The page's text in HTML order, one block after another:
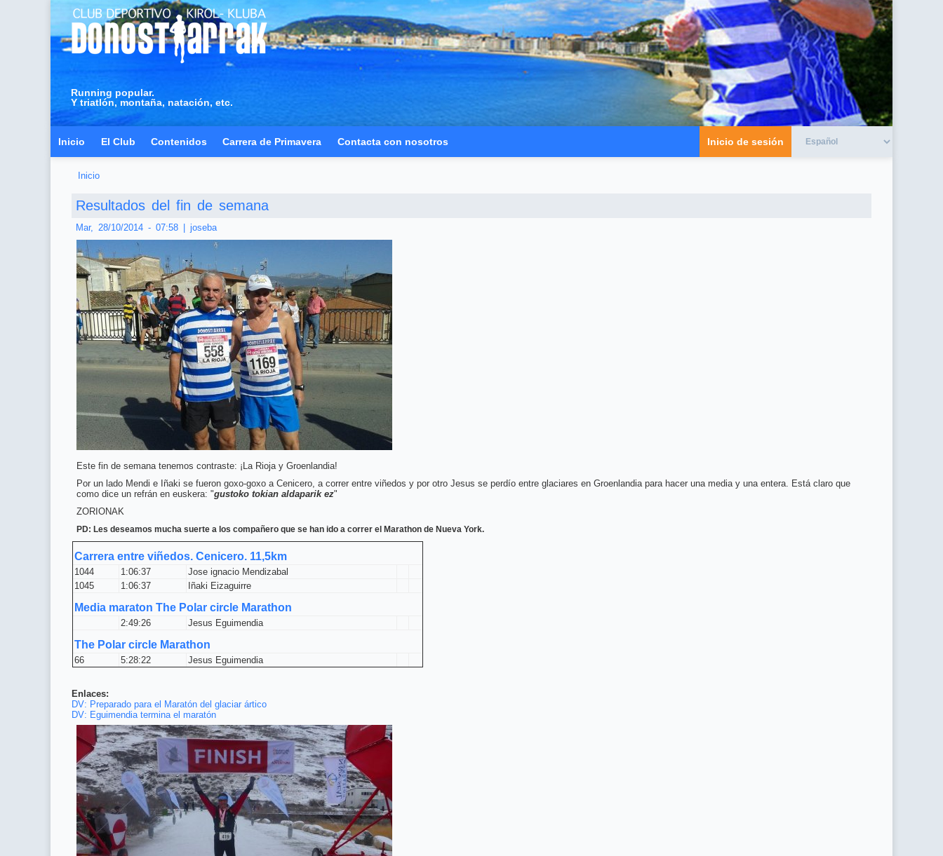
Running popular.
Y triatlón, montaña, natación, etc.
Inicio El Club Contenidos Carrera de Primavera Contacta con nosotros Inicio de sesión
Inicio
Resultados del fin de semana
Mar, 28/10/2014 - 07:58 joseba
Este fin de semana tenemos contraste: ¡La Rioja y Groenlandia!
Por un lado Mendi e Iñaki se fueron goxo-goxo a Cenicero, a correr entre viñedos y por otro Jesus se perdío entre glaciares en Groenlandia para hacer una media y una entera. Está claro que
como dice un refrán en euskera: "gustoko tokian aldaparik ez"
ZORIONAK
PD: Les deseamos mucha suerte a los compañero que se han ido a correr el Marathon de Nueva York.
Carrera entre viñedos. Cenicero. 11,5km
1044 1:06:37
Jose ignacio Mendizabal
1045
1:06:37 Iñaki Eizaguirre
Media maraton The Polar circle Marathon
2:49:26 Jesus Eguimendia
The Polar circle Marathon
66 5:28:22 Jesus Eguimendia
Enlaces:
DV: Preparado para el Maratón del glaciar ártico
DV: Eguimendia termina el maratón